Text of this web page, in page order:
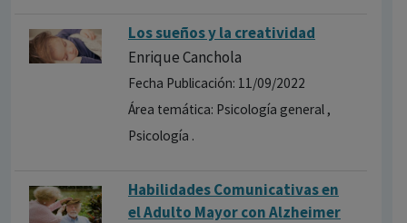
Los sueños y la creatividad
Enrique Canchola
Fecha Publicación: 11/09/2022
Área temática: Psicología general ,
Psicología .
Habilidades Comunicativas en
el Adulto Mayor con Alzheimer